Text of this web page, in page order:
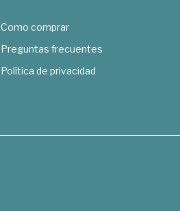
Como comprar
Preguntas frecuentes
Política de privacidad